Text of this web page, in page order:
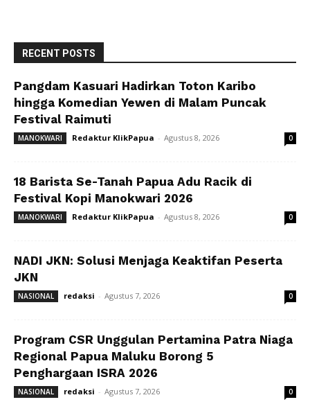
RECENT POSTS
Pangdam Kasuari Hadirkan Toton Karibo
hingga Komedian Yewen di Malam Puncak
Festival Raimuti
MANOKWARI Redaktur KlikPapua - Agustus 8, 2026 0
18 Barista Se-Tanah Papua Adu Racik di
Festival Kopi Manokwari 2026
MANOKWARI Redaktur KlikPapua - Agustus 8, 2026 0
NADI JKN: Solusi Menjaga Keaktifan Peserta
JKN
NASIONAL redaksi - Agustus 7, 2026 0
Program CSR Unggulan Pertamina Patra Niaga
Regional Papua Maluku Borong 5
Penghargaan ISRA 2026
NASIONAL redaksi - Agustus 7, 2026 0